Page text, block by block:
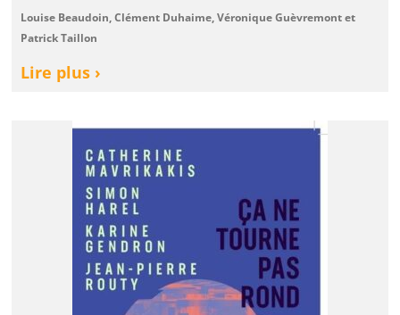
Louise Beaudoin, Clément Duhaime, Véronique Guèvremont et
Patrick Taillon
Lire plus ›